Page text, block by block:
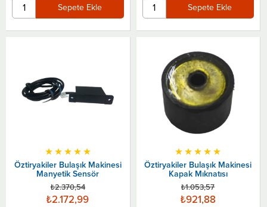
Sepete Ekle Sepete Ekle
Öztiryakiler Bulaşık Makinesi
Manyetik Sensör
★★★★★
₺2.172,99
₺2.370,54
Öztiryakiler Bulaşık Makinesi
Kapak Mıknatısı
★★★★★
₺921,88
₺1.053,57